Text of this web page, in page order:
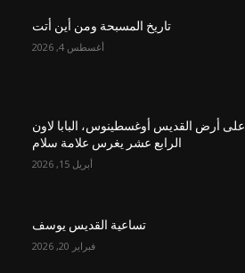
تاريخ المسبحة ومن أين أتت
أغسطس 4, 2026
على أرض القديس أوغسطينوس، البابا لاون
الرابع عشر يغرس علامة سلام
أبريل 15, 2026
تساعية القديس يوسف
فبراير 20, 2026